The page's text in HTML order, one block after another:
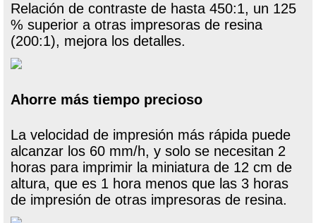
Relación de contraste de hasta 450:1, un 125
% superior a otras impresoras de resina
(200:1), mejora los detalles.
Ahorre más tiempo precioso
La velocidad de impresión más rápida puede
alcanzar los 60 mm/h, y solo se necesitan 2
horas para imprimir la miniatura de 12 cm de
altura, que es 1 hora menos que las 3 horas
de impresión de otras impresoras de resina.